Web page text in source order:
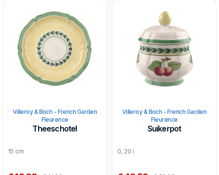
Villeroy & Boch - French Garden
Fleurence
Theeschotel
15 cm
Villeroy & Boch - French Garden
Fleurence
Suikerpot
0, 20 l